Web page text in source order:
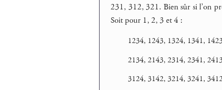
231, 312, 321. Bien sûr si l’on
Soit pour 1, 2, 3 et 4 :
1234, 1243, 1324, 1341,
2134, 2143, 2314, 2341,
3124, 3142, 3214, 3241,